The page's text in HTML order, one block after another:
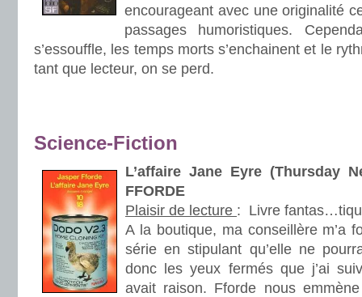
encourageant avec une originalité
passages humoristiques.
s’essouffle, les temps morts s’enchainent et le
tant que lecteur, on se perd.
Science-Fiction
L’affaire Jane Eyre (Thursday
FFORDE
Plaisir de lecture : Livre
A la boutique, ma conseillère m’a
série en stipulant qu’elle ne
donc les yeux fermés que j’ai
avait raison. Fforde nous